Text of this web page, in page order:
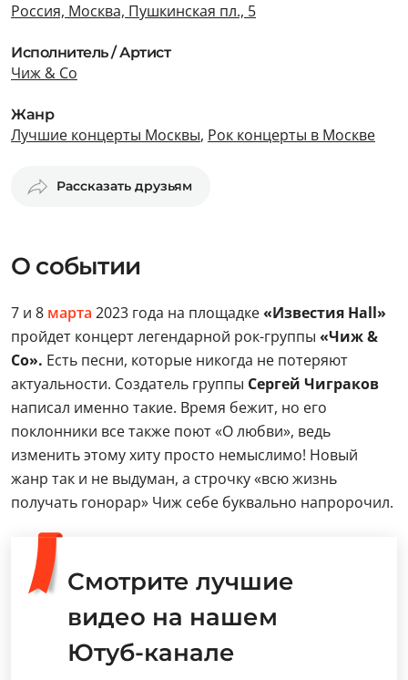
Россия, Москва, Пушкинская пл., 5
Исполнитель / Артист
Чиж & Co
Жанр
Лучшие концерты Москвы, Рок концерты в Москве
Рассказать друзьям
О событии
7 и 8 марта 2023 года на площадке«Известия Hall»
пройдет концерт легендарной рок-группы «Чиж &
Co». Есть песни, которые никогда не потеряют
актуальности. Создатель группы Сергей Чиграков
написал именно такие. Время бежит, но его
поклонники все также поют «О любви», ведь
изменить этому хиту просто немыслимо! Новый
жанр так и не выдуман, а строчку «всю жизнь
получать гонорар» Чиж себе буквально напророчил.
Смотрите лучшие
видео на нашем
Ютуб-канале